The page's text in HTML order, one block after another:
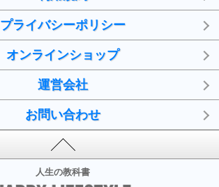
プライバシーポリシー
オンラインショップ
運営会社
お問い合わせ
人生の教科書